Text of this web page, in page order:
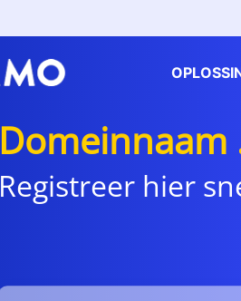
Domeinnaam
Registreer hier